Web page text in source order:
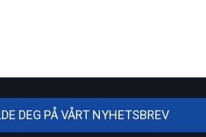
DEG PÅ VÅRT NYHETSBREV